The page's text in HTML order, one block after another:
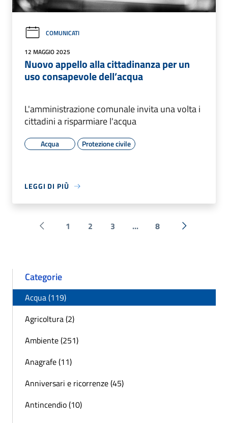
COMUNICATI
12 MAGGIO 2025
Nuovo appello alla cittadinanza per un
uso consapevole dell’acqua
L'amministrazione comunale invita una volta i
cittadini a risparmiare l'acqua
Acqua Protezione civile
LEGGI DI PIÙ
Pagina precedente
1 2 3 ... 8 Successiva
Categorie
Acqua (119)
Agricoltura (2)
Ambiente (251)
Anagrafe (11)
Anniversari e ricorrenze (45)
Antincendio (10)